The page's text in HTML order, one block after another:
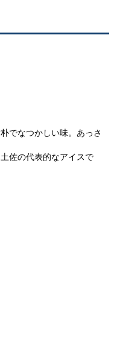
でなつかしい味。あっさ
佐の代表的なアイスで